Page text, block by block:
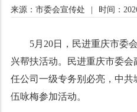
来源：市委会宣传处 时间：
5月20日，民进重庆市委
兴帮扶活动。民进重庆市委
任公司一级专务别必亮，中
伍咏梅参加活动。